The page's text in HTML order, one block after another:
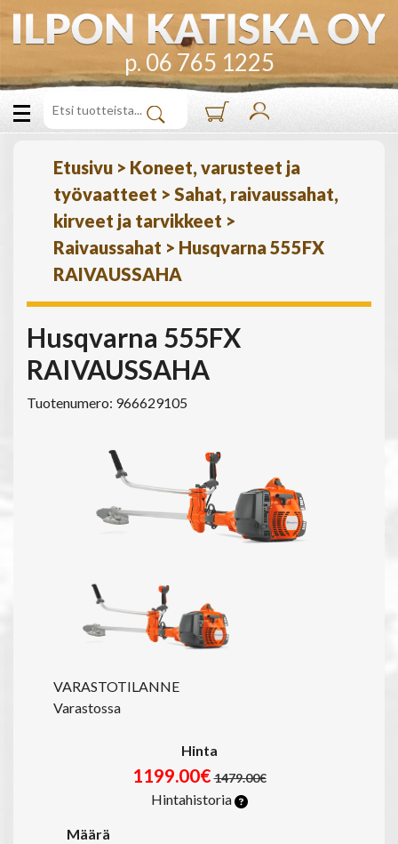
p. 06 765 1225
Etusivu > Koneet, varusteet ja
työvaatteet > Sahat, raivaussahat,
kirveet ja tarvikkeet >
Raivaussahat > Husqvarna 555FX
RAIVAUSSAHA
Husqvarna 555FX
RAIVAUSSAHA
Tuotenumero: 966629105
VARASTOTILANNE
Varastossa
Hinta
1199.00€ 1479.00€
Hintahistoria
Määrä